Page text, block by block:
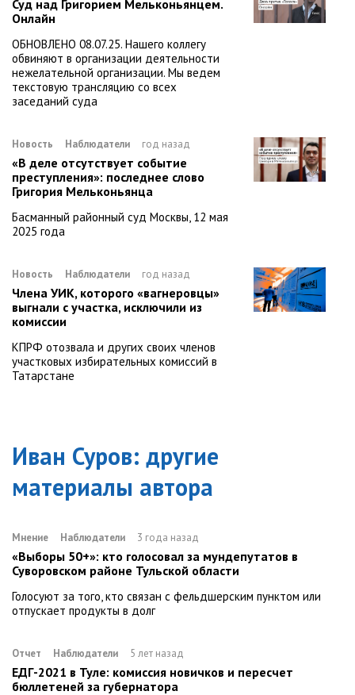
Суд над Григорием Мельконьянцем.
Онлайн
ОБНОВЛЕНО 08.07.25. Нашего коллегу
обвиняют в организации деятельности
нежелательной организации. Мы ведем
текстовую трансляцию со всех
заседаний суда
Новость Наблюдатели год назад
«В деле отсутствует событие
преступления»: последнее слово
Григория Мельконьянца
Басманный районный суд Москвы, 12 мая
2025 года
Новость Наблюдатели год назад
Члена УИК, которого «вагнеровцы»
выгнали с участка, исключили из
комиссии
КПРФ отозвала и других своих членов
участковых избирательных комиссий в
Татарстане
Иван Суров: другие
материалы автора
Мнение Наблюдатели 3 года назад
«Выборы 50+»: кто голосовал за мундепутатов в
Суворовском районе Тульской области
Голосуют за того, кто связан с фельдшерским пунктом или
отпускает продукты в долг
Отчет Наблюдатели 5 лет назад
ЕДГ-2021 в Туле: комиссия новичков и пересчет
бюллетеней за губернатора